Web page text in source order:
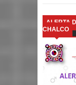
ALERTA
CHALCO